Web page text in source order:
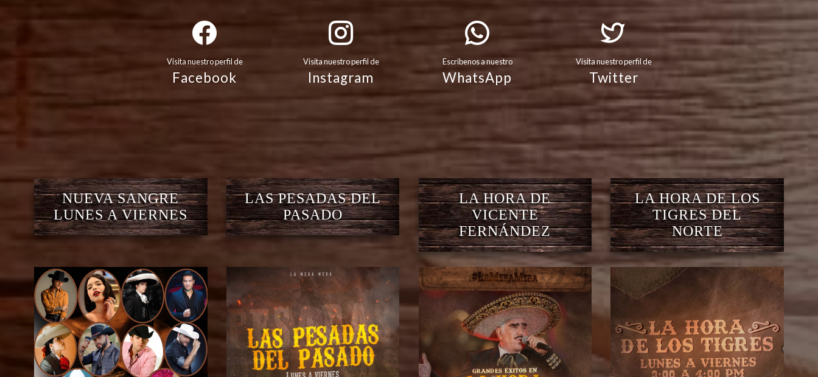
Visita nuestro perfil de
Facebook
Visita nuestro perfil de
Instagram
Escribenos a nuestro
WhatsApp
Visita nuestro perfil de
Twitter
NUEVA SANGRE
LUNES A VIERNES
LAS PESADAS DEL
PASADO
LA HORA DE
VICENTE
FERNÁNDEZ
LA HORA DE LOS
TIGRES DEL
NORTE